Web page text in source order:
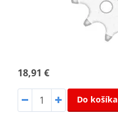
18,91 €
Do košíka